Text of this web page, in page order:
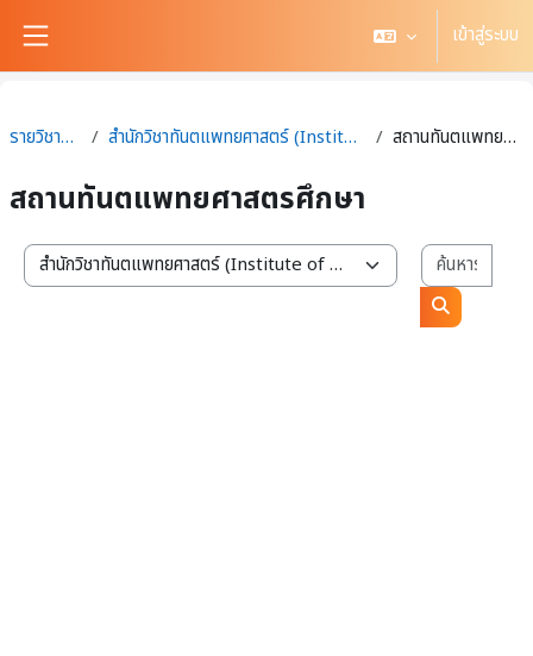
เข้าสู่ระบบ
รายวิชาทั้งหมด สำนักวิชาทันตแพทยศาสตร์ (Institute of Dentistry) สถานทันตแพทยศาสตรศึกษา
สถานทันตแพทยศาสตรศึกษา
สาขาวิชา / สำนักวิชา
ค้นหารายวิช